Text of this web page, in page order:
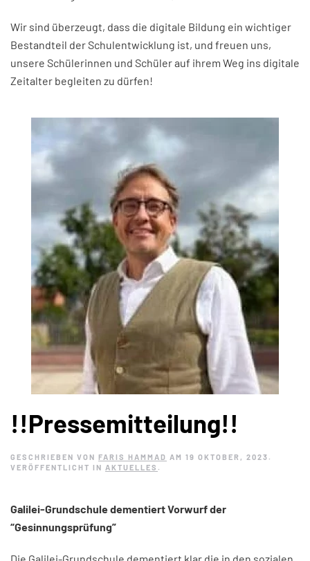
Wir sind überzeugt, dass die digitale Bildung ein wichtiger
Bestandteil der Schulentwicklung ist, und freuen uns,
unsere Schülerinnen und Schüler auf ihrem Weg ins digitale
Zeitalter begleiten zu dürfen!
!!Pressemitteilung!!
GESCHRIEBEN VON FARIS HAMMAD AM 19 OKTOBER, 2023 .
VERÖFFENTLICHT IN AKTUELLES .
Galilei-Grundschule dementiert Vorwurf der
“Gesinnungsprüfung”